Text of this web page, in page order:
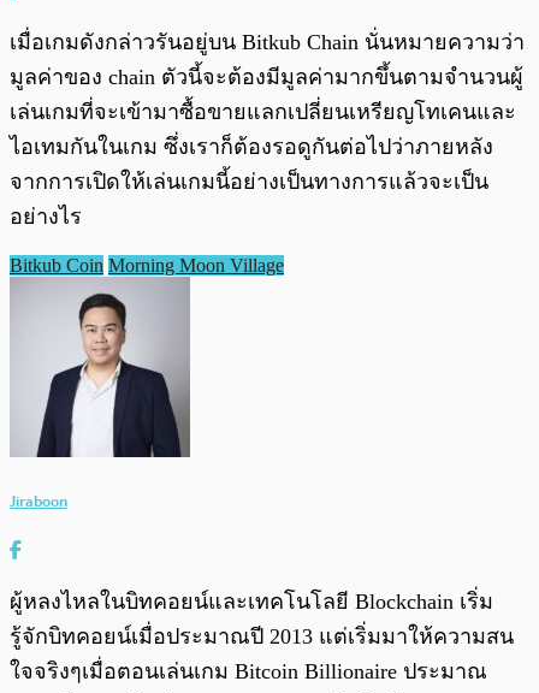
เมื่อเกมดังกล่าวรันอยู่บน Bitkub Chain นั่นหมายความว่า
มูลค่าของ chain ตัวนี้จะต้องมีมูลค่ามากขึ้นตามจำนวนผู้
เล่นเกมที่จะเข้ามาซื้อขายแลกเปลี่ยนเหรียญโทเคนและ
ไอเทมกันในเกม ซึ่งเราก็ต้องรอดูกันต่อไปว่าภายหลัง
จากการเปิดให้เล่นเกมนี้อย่างเป็นทางการแล้วจะเป็น
อย่างไร
Bitkub Coin Morning Moon Village
Jiraboon
ผู้หลงไหลในบิทคอยน์และเทคโนโลยี Blockchain เริ่ม
รู้จักบิทคอยน์เมื่อประมาณปี 2013 แต่เริ่มมาให้ความสน
ใจจริงๆเมื่อตอนเล่นเกม Bitcoin Billionaire ประมาณ